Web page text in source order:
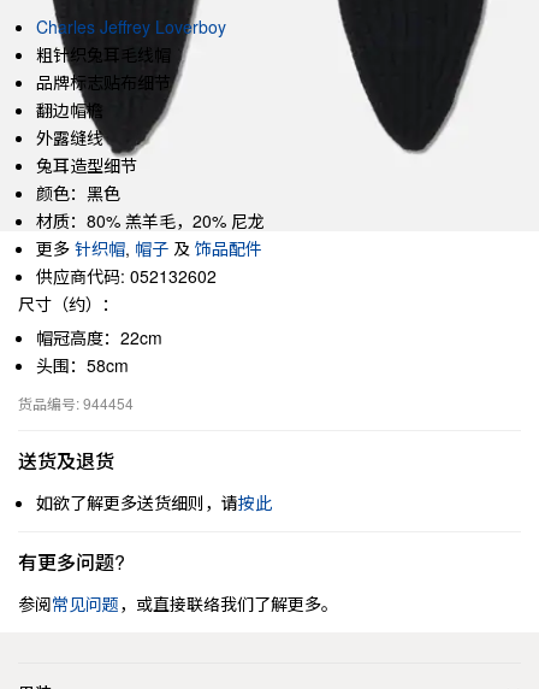
Charles Jeffrey Loverboy
粗针织兔耳毛线帽
品牌标志贴布细节
翻边帽檐
外露缝线
兔耳造型细节
颜色：黑色
材质：80% 羔羊毛，20% 尼龙
更多 针织帽, 帽子 及 饰品配件
供应商代码: 052132602
尺寸（约）：
帽冠高度：22cm
头围：58cm
货品编号: 944454
送货及退货
如欲了解更多送货细则，请按此
有更多问题?
参阅常见问题，或直接联络我们了解更多。